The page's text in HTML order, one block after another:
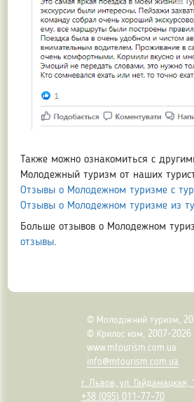
Также можно ознакомиться с
Молодежный туризм от наших
Отзывы о Молодежном туризме с
Отзывы о Молодежном туризме из
Больше отзывов о Молодежном
отзывы.
© Молодіжний туризм,
© Крилос ком, 2007-2026
www.mtourism.com.ua
info@mtourism.com.ua
г. Львов, ул. Гайдамацкая,
+38 (095) 011-77-70